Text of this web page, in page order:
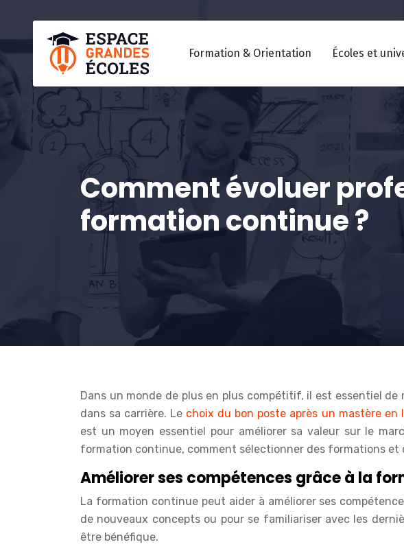
Formation & Orientation Écoles et
Comment évoluer
formation continue ?
Dans un monde de plus en plus compétitif, il est essentiel
dans sa carrière. Le choix du bon poste après un mastère en
est un moyen essentiel pour améliorer sa valeur sur le
formation continue, comment sélectionner des formations et
Améliorer ses compétences grâce à la
La formation continue peut aider à améliorer ses
de nouveaux concepts ou pour se familiariser avec les
être bénéfique.